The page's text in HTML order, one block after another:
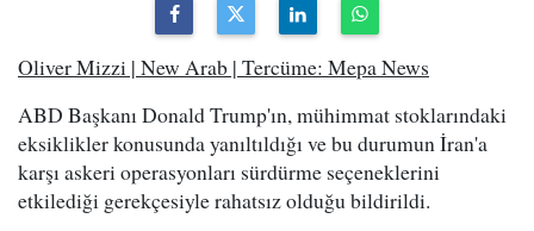
Oliver Mizzi | New Arab | Tercüme: Mepa News
ABD Başkanı Donald Trump'ın, mühimmat stoklarındaki
eksiklikler konusunda yanıltıldığı ve bu durumun İran'a
karşı askeri operasyonları sürdürme seçeneklerini
etkilediği gerekçesiyle rahatsız olduğu bildirildi.